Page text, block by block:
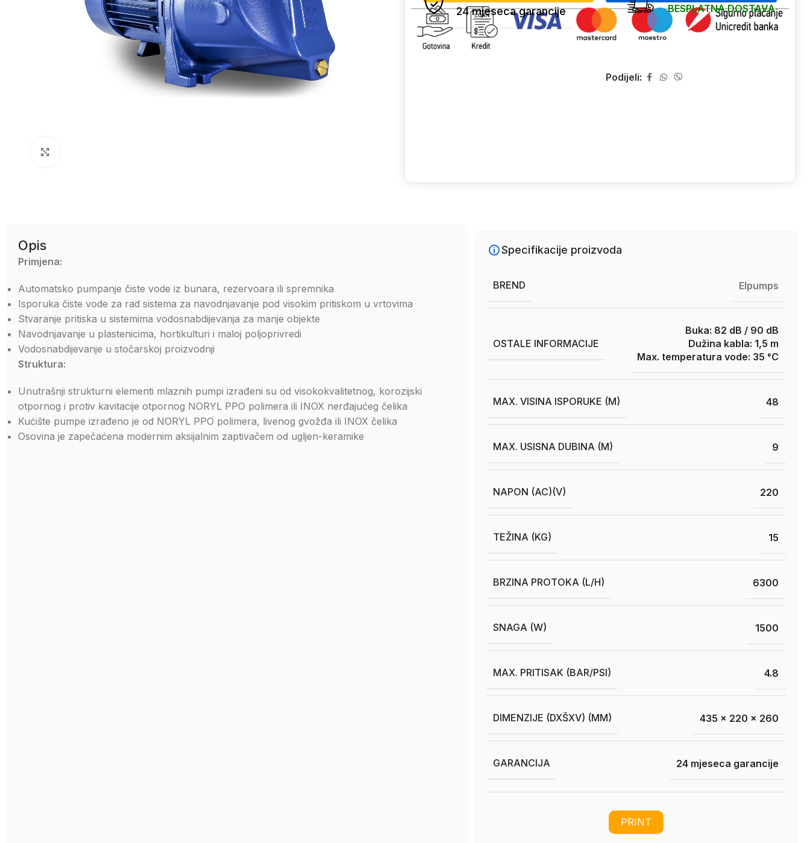
24 mjeseca garancije BESPLATNA DOSTAVA
Podijeli:
Opis
Primjena:
Automatsko pumpanje čiste vode iz bunara, rezervoara ili spremnika
Isporuka čiste vode za rad sistema za navodnjavanje pod visokim pritiskom u vrtovima
Stvaranje pritiska u sistemima vodosnabdijevanja za manje objekte
Navodnjavanje u plastenicima, hortikulturi i maloj poljoprivredi
Vodosnabdijevanje u stočarskoj proizvodnji
Struktura:
Unutrašnji strukturni elementi mlaznih pumpi izrađeni su od visokokvalitetnog, korozijski
otpornog i protiv kavitacije otpornog NORYL PPO polimera ili INOX nerđajućeg čelika
Kućište pumpe izrađeno je od NORYL PPO polimera, livenog gvožđa ili INOX čelika
Osovina je zapečaćena modernim aksijalnim zaptivačem od ugljen-keramike
Specifikacije proizvoda
BREND Elpumps
OSTALE INFORMACIJE
Buka: 82 dB / 90 dB
Dužina kabla: 1,5 m
Max. temperatura vode: 35 °C
MAX. VISINA ISPORUKE (M) 48
MAX. USISNA DUBINA (M) 9
NAPON (AC)(V) 220
TEŽINA (KG) 15
BRZINA PROTOKA (L/H) 6300
SNAGA (W) 1500
MAX. PRITISAK (BAR/PSI) 4.8
DIMENZIJE (DXŠXV) (MM) 435 x 220 x 260
GARANCIJA 24 mjeseca garancije
PRINT